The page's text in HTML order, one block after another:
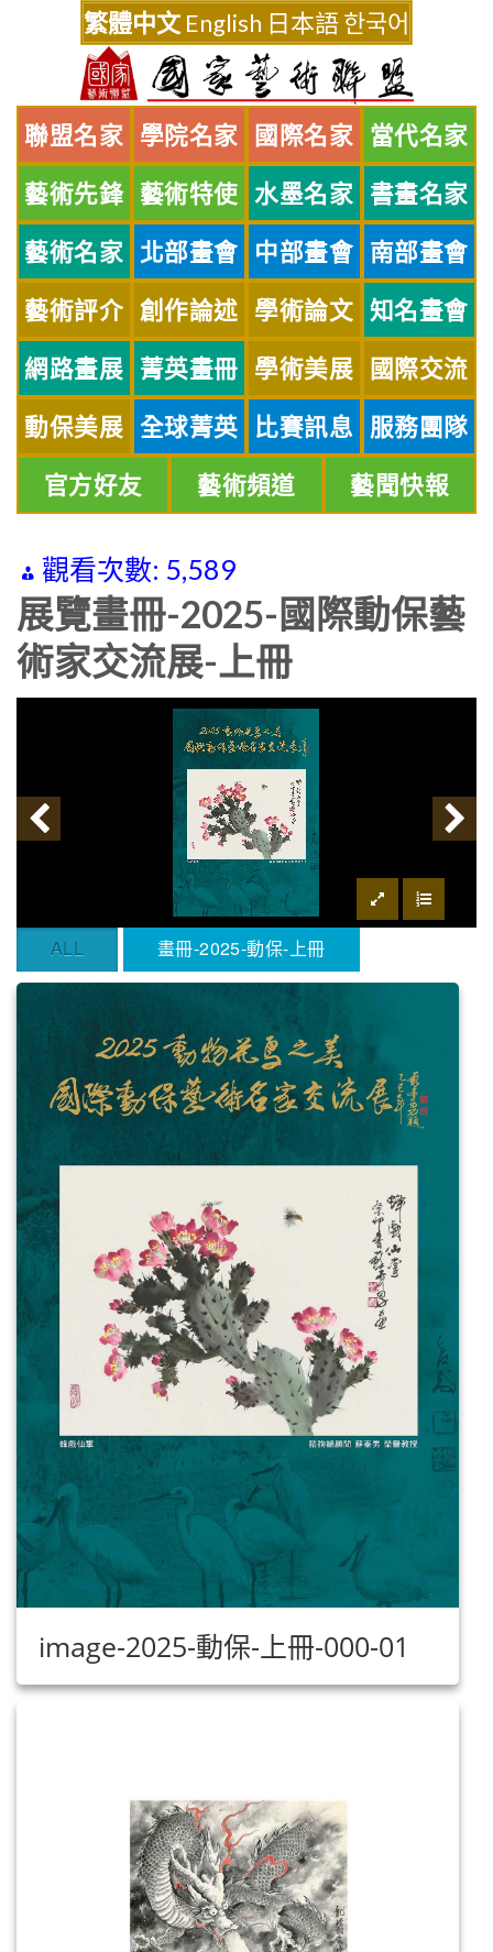
繁體中文 English 日本語한국어
聯盟名家 學院名家 國際名家 當代名家
藝術先鋒 藝術特使 水墨名家 書畫名家
藝術名家 北部畫會 中部畫會 南部畫會
藝術評介 創作論述 學術論文 知名畫會
網路畫展 菁英畫冊 學術美展 國際交流
動保美展 全球菁英 比賽訊息 服務團隊
官方好友 藝術頻道 藝聞快報
觀看次數: 5,589
展覽畫冊-2025-國際動保藝
術家交流展-上冊
ALL 畫冊-2025-動保-上冊
image-2025-動保-上冊-000-01